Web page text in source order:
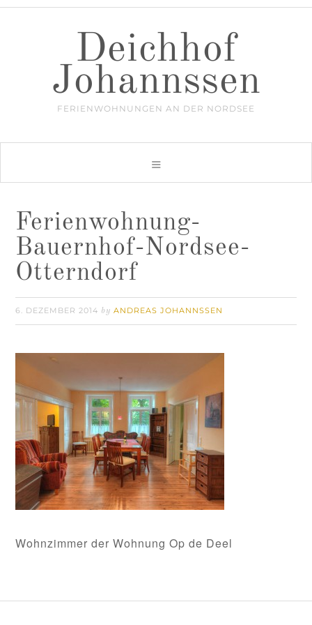
Deichhof
Johannssen
FERIENWOHNUNGEN AN DER NORDSEE
Ferienwohnung-
Bauernhof-Nordsee-
Otterndorf
6. DEZEMBER 2014 byANDREAS JOHANNSSEN
Wohnzimmer der Wohnung Op de Deel